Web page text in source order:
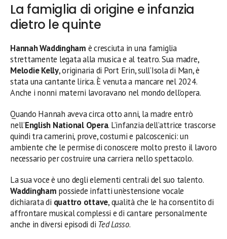
La famiglia di origine e infanzia
dietro le quinte
Hannah Waddingham è cresciuta in una famiglia
strettamente legata alla musica e al teatro. Sua madre,
Melodie Kelly, originaria di Port Erin, sull’Isola di Man, è
stata una cantante lirica. È venuta a mancare nel 2024.
Anche i nonni materni lavoravano nel mondo dell’opera.
Quando Hannah aveva circa otto anni, la madre entrò
nell’English National Opera. L’infanzia dell’attrice trascorse
quindi tra camerini, prove, costumi e palcoscenici: un
ambiente che le permise di conoscere molto presto il lavoro
necessario per costruire una carriera nello spettacolo.
La sua voce è uno degli elementi centrali del suo talento.
Waddingham possiede infatti un’estensione vocale
dichiarata di quattro ottave, qualità che le ha consentito di
affrontare musical complessi e di cantare personalmente
anche in diversi episodi di Ted Lasso.